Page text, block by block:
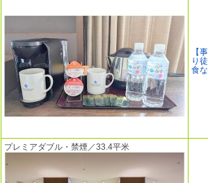
【
り
食
プレミアダブル・禁煙／33.4平米